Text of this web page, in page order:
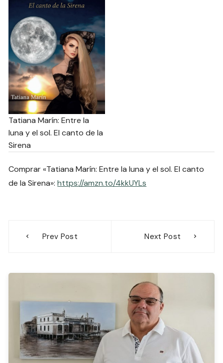
Tatiana Marín: Entre la
luna y el sol. El canto de la
Sirena
Comprar «Tatiana Marín: Entre la luna y el sol. El canto
de la Sirena»:https://amzn.to/4kkUYLs
Prev Post Next Post